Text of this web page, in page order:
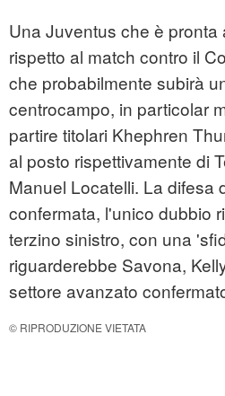
Una Juventus che è pronta
rispetto al match contro il
che probabilmente subirà
centrocampo, in particolar
partire titolari Khephren
al posto rispettivamente di
Manuel Locatelli. La difesa
confermata, l'unico dubbio
terzino sinistro, con una
riguarderebbe Savona,
settore avanzato
© RIPRODUZIONE VIETATA